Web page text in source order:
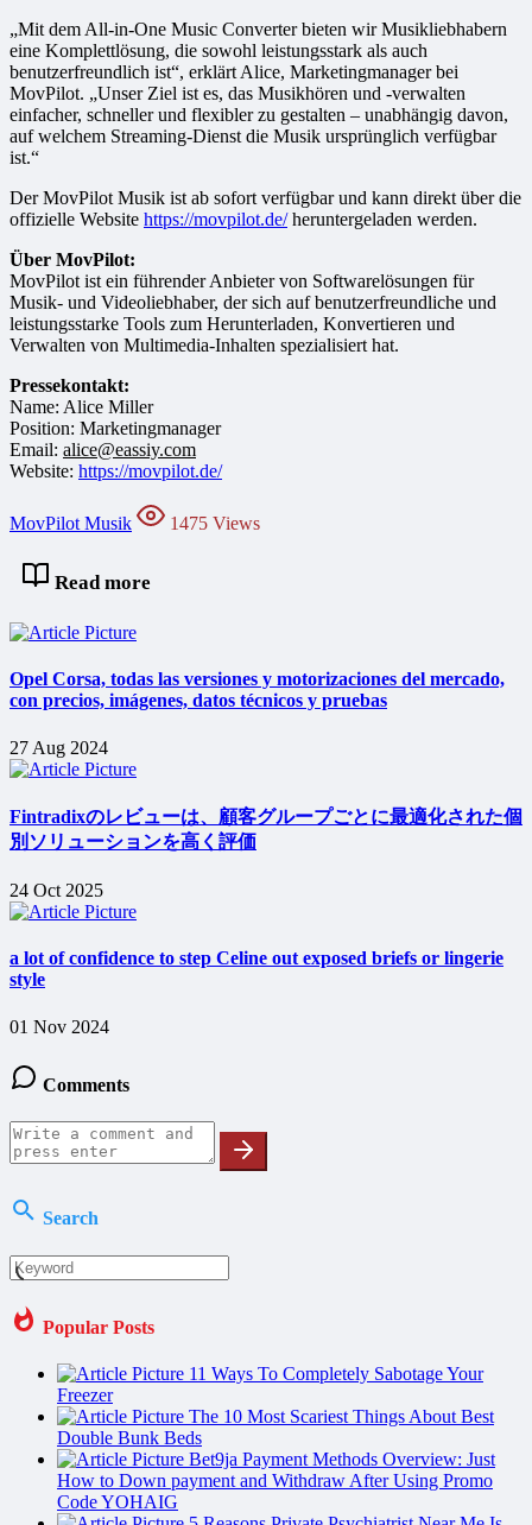
„Mit dem All-in-One Music Converter bieten wir Musikliebhabern
eine Komplettlösung, die sowohl leistungsstark als auch
benutzerfreundlich ist“, erklärt Alice, Marketingmanager bei
MovPilot. „Unser Ziel ist es, das Musikhören und -verwalten
einfacher, schneller und flexibler zu gestalten – unabhängig davon,
auf welchem Streaming-Dienst die Musik ursprünglich verfügbar
ist.“
Der MovPilot Musik ist ab sofort verfügbar und kann direkt über die
offizielle Website https://movpilot.de/heruntergeladen werden.
Über MovPilot:
MovPilot ist ein führender Anbieter von Softwarelösungen für
Musik- und Videoliebhaber, der sich auf benutzerfreundliche und
leistungsstarke Tools zum Herunterladen, Konvertieren und
Verwalten von Multimedia-Inhalten spezialisiert hat.
Pressekontakt:
Name: Alice Miller
Position: Marketingmanager
Email: alice@eassiy.com
Website: https://movpilot.de/
MovPilot Musik 1475 Views
Read more
Opel Corsa, todas las versiones y motorizaciones del mercado,
con precios, imágenes, datos técnicos y pruebas
27 Aug 2024
Fintradixのレビューは、顧客グループごとに最適化された個
別ソリューションを高く評価
24 Oct 2025
a lot of confidence to step Celine out exposed briefs or lingerie
style
01 Nov 2024
Comments
Search
Popular Posts
11 Ways To Completely Sabotage Your
Freezer
The 10 Most Scariest Things About Best
Double Bunk Beds
Bet9ja Payment Methods Overview: Just
How to Down payment and Withdraw After Using Promo
Code YOHAIG